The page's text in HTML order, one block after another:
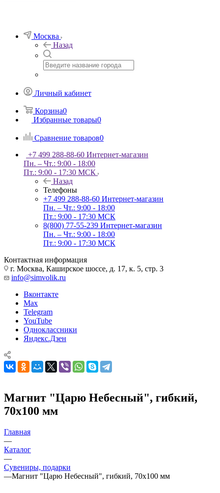
Москва
Назад
Личный кабинет
Корзина0
Избранные товары0
Сравнение товаров0
+7 499 288-88-60 Интернет-магазин
Пн. – Чт.: 9:00 - 18:00
Пт.: 9:00 - 17:30 МСК
Назад
Телефоны
+7 499 288-88-60 Интернет-магазин
Пн. – Чт.: 9:00 - 18:00
Пт.: 9:00 - 17:30 МСК
8(800) 77-55-239 Интернет-магазин
Пн. – Чт.: 9:00 - 18:00
Пт.: 9:00 - 17:30 МСК
Контактная информация
г. Москва, Каширское шоссе, д. 17, к. 5, стр. 3
info@simvolik.ru
Вконтакте
Max
Telegram
YouTube
Одноклассники
Яндекс.Дзен
Магнит "Царю Небесный", гибкий,
70х100 мм
Главная
—
Каталог
—
Сувениры, подарки
—Магнит "Царю Небесный", гибкий, 70х100 мм